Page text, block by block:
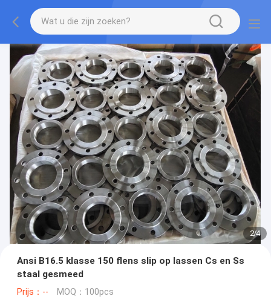
2/4
Ansi B16.5 klasse 150 flens slip op lassen Cs en Ss
staal gesmeed
Prijs：-- MOQ：100pcs